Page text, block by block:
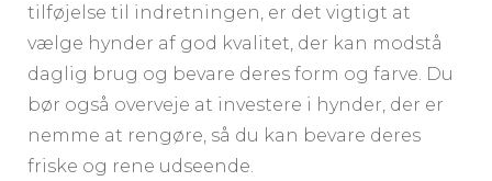
tilføjelse til indretningen, er det vigtigt at
vælge hynder af god kvalitet, der kan modstå
daglig brug og bevare deres form og farve. Du
bør også overveje at investere i hynder, der er
nemme at rengøre, så du kan bevare deres
friske og rene udseende.